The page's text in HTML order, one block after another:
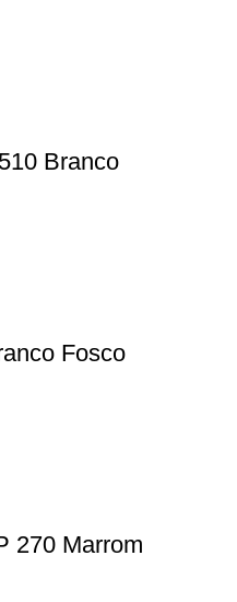
Branco
Fosco
270 Marrom